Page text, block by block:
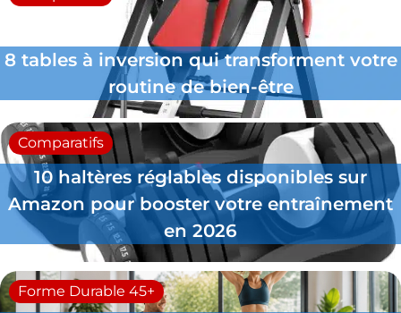
8 tables à inversion qui transforment votre
routine de bien-être
Comparatifs
10 haltères réglables disponibles sur
Amazon pour booster votre entraînement
en 2026
Forme Durable 45+